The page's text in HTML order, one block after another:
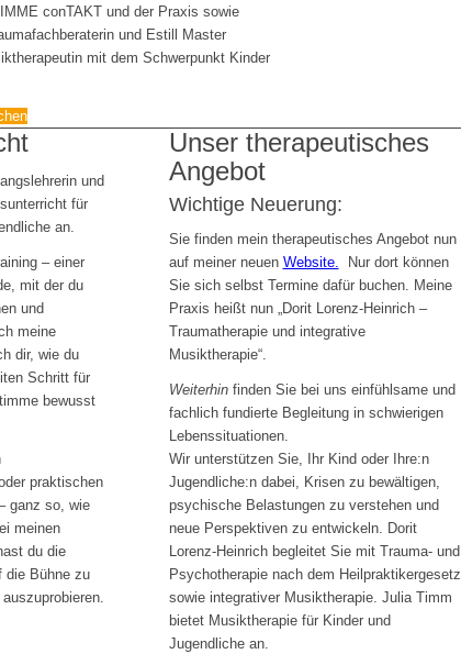
conTAKT und der Praxis sowie
und Estill Master
mit dem Schwerpunkt Kinder
und
für
an.
– einer
mit der du
und
meine
dir, wie du
Schritt für
bewusst
praktischen
ganz so, wie
meinen
du die
die Bühne zu
Unser therapeutisches
Angebot
Wichtige Neuerung:
Sie finden mein therapeutisches Angebot nun
auf meiner neuen Website. Nur dort können
Sie sich selbst Termine dafür buchen. Meine
Praxis heißt nun „Dorit Lorenz-Heinrich –
Traumatherapie und integrative
Musiktherapie“.
Weiterhinfinden Sie bei uns einfühlsame und
fachlich fundierte Begleitung in schwierigen
Lebenssituationen.
Wir unterstützen Sie, Ihr Kind oder Ihre:n
Jugendliche:n dabei, Krisen zu bewältigen,
psychische Belastungen zu verstehen und
neue Perspektiven zu entwickeln. Dorit
Lorenz-Heinrich begleitet Sie mit Trauma- und
Psychotherapie nach dem Heilpraktikergesetz
sowie integrativer Musiktherapie. Julia Timm
bietet Musiktherapie für Kinder und
Jugendliche an.